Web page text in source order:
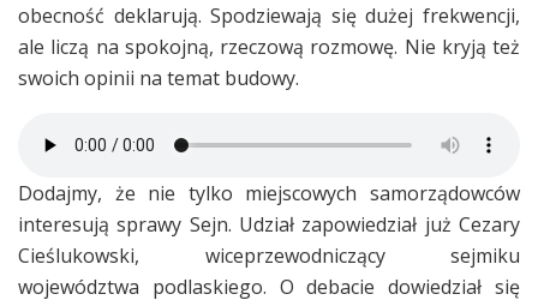
obecność deklarują. Spodziewają się dużej frekwencji,
ale liczą na spokojną, rzeczową rozmowę. Nie kryją też
swoich opinii na temat budowy.
Dodajmy, że nie tylko miejscowych samorządowców
interesują sprawy Sejn. Udział zapowiedział już Cezary
Cieślukowski, wiceprzewodniczący sejmiku
województwa podlaskiego. O debacie dowiedział się